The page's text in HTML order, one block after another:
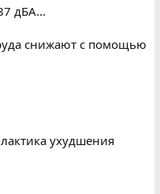
дБА...
снижают с помощью
ухудшения